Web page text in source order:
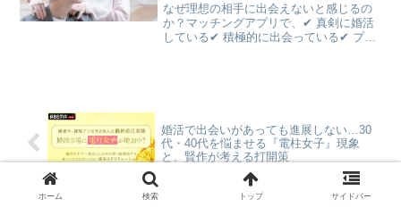
なぜ理想の相手に出会えないと感じるの
か？マッチングアプリで、✔ 真剣に婚活
している✔ 積極的に出会っている✔ プロ
婚活で出会いがあっても進展しない…30
代・40代を悩ませる『電柱女子』現象
と、賢作が考える打開策
ホーム 検索 トップ サイドバー